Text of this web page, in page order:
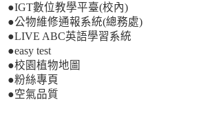
●IGT數位教學平臺(校內)
●公物維修通報系統(總務處)
●LIVE ABC英語學習系統
●easy test
●校園植物地圖
●粉絲專頁
●空氣品質